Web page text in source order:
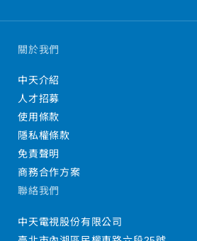
關於我們
中天介紹
人才招募
使用條款
隱私權條款
免責聲明
商務合作方案
聯絡我們
中天電視股份有限公司